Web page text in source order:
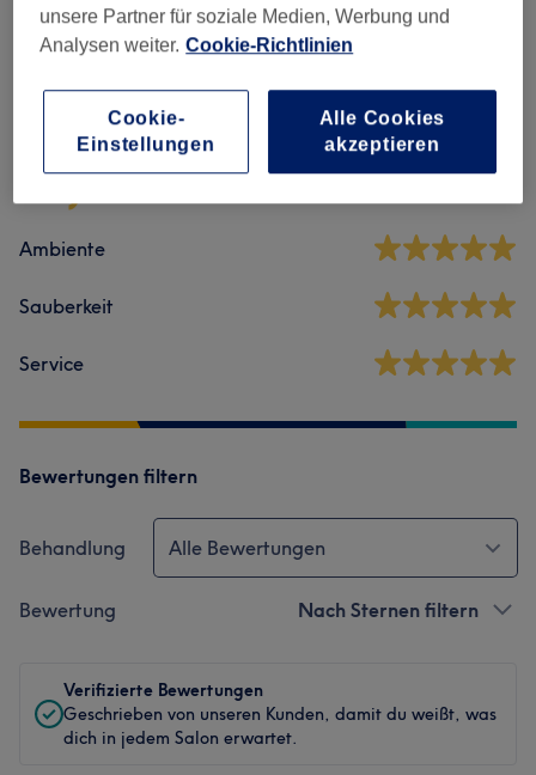
Salonbewertungen
5,0
Ambiente
Sauberkeit
Service
Bewertungen filtern
Behandlung Alle Bewertungen
Bewertung Nach Sternen filtern
Verifizierte Bewertungen
Geschrieben von unseren Kunden, damit du weißt, was
dich in jedem Salon erwartet.
unsere Partner für soziale Medien, Werbung und
Analysen weiter. Cookie-Richtlinien
Cookie-
Einstellungen
Alle Cookies
akzeptieren